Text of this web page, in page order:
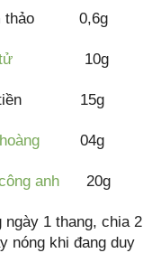
0,6g
10g
tiền 15g
04g
anh 20g
1 thang, chia 2
nóng khi đang duy